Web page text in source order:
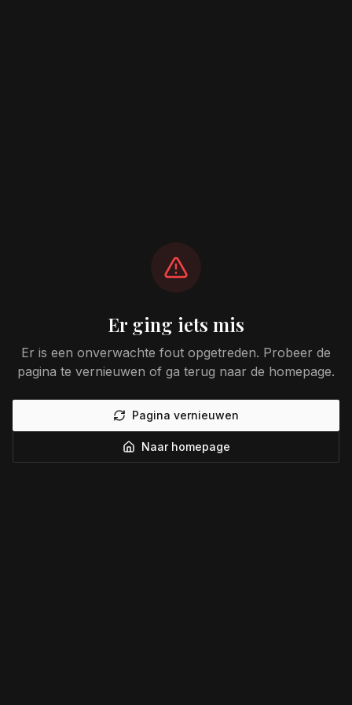
Er ging iets mis
Er is een onverwachte fout opgetreden. Probeer de
pagina te vernieuwen of ga terug naar de homepage.
Pagina vernieuwen
Naar homepage